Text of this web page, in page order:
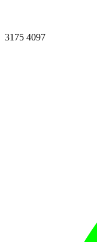
3175 4097